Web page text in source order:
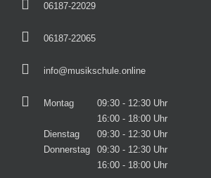
06187-22029
06187-22065
info@musikschule.online
Montag
09:30 - 12:30 Uhr
16:00 - 18:00 Uhr
Dienstag
09:30 - 12:30 Uhr
Donnerstag
09:30 - 12:30 Uhr
16:00 - 18:00 Uhr